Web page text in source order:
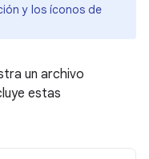
y los íconos de
un archivo
estas